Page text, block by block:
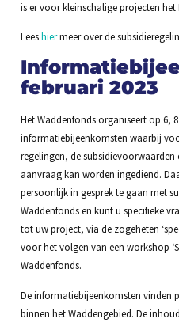
is er voor kleinschalige projecten
Leeshiermeer over de
februari 2023
Het Waddenfonds organiseert op 6, 8
informatiebijeenkomsten waarbij
regelingen, de
aanvraag kan worden ingediend.
persoonlijk in gesprek te gaan met
Waddenfonds en kunt u specifieke
tot uw project, via de zogeheten
voor het volgen van een workshop
Waddenfonds.
De informatiebijeenkomsten vinden
binnen het Waddengebied. De